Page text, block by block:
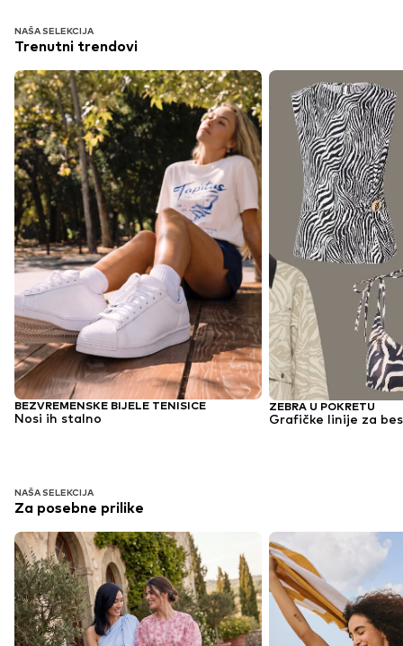
NAŠA SELEKCIJA
Trenutni trendovi
BEZVREMENSKE BIJELE TENISICE
Nosi ih stalno
ZEBRA U POKRETU
Grafičke linije za
NAŠA SELEKCIJA
Za posebne prilike